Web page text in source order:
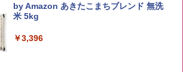
by Amazon あきたこまちブレンド 無洗
米 5kg
￥3,396